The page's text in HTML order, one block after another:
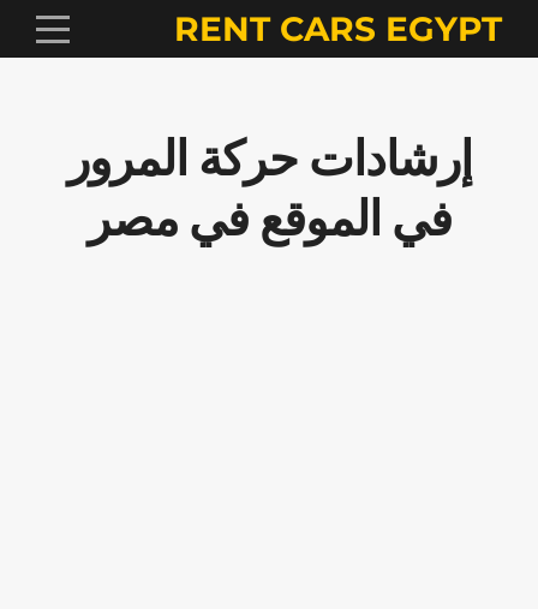
RENT CARS EGYPT
إرشادات حركة المرور
في الموقع في مصر